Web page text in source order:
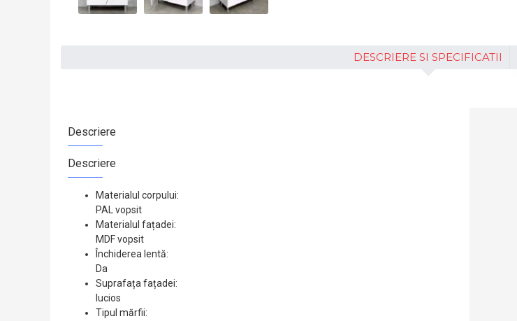
DESCRIERE SI SPECIFICATII
Descriere
Descriere
Materialul corpului:
PAL vopsit
Materialul fațadei:
MDF vopsit
Închiderea lentă:
Da
Suprafața fațadei:
lucios
Tipul mărfii: